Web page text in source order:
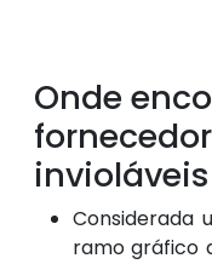
Onde
Considerada
ramo gráfico